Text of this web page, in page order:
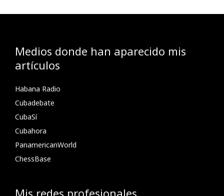
Medios donde han aparecido mis
artículos
Habana Radio
Cubadebate
CubaSí
Cubahora
PanamericanWorld
ChessBase
Mis redes profesionales